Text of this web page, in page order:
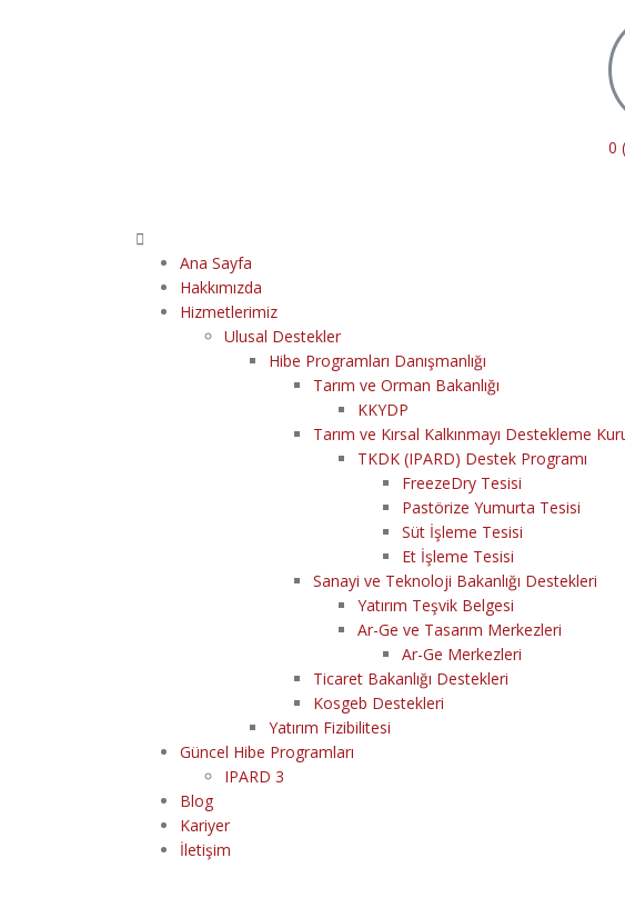
0
Ana Sayfa
Hakkımızda
Hizmetlerimiz
Ulusal Destekler
Hibe Programları Danışmanlığı
Tarım ve Orman Bakanlığı
KKYDP
Tarım ve Kırsal Kalkınmayı Destekleme
TKDK (IPARD) Destek Programı
FreezeDry Tesisi
Pastörize Yumurta Tesisi
Süt İşleme Tesisi
Et İşleme Tesisi
Sanayi ve Teknoloji Bakanlığı Destekleri
Yatırım Teşvik Belgesi
Ar-Ge ve Tasarım Merkezleri
Ar-Ge Merkezleri
Ticaret Bakanlığı Destekleri
Kosgeb Destekleri
Yatırım Fizibilitesi
Güncel Hibe Programları
IPARD 3
Blog
Kariyer
İletişim